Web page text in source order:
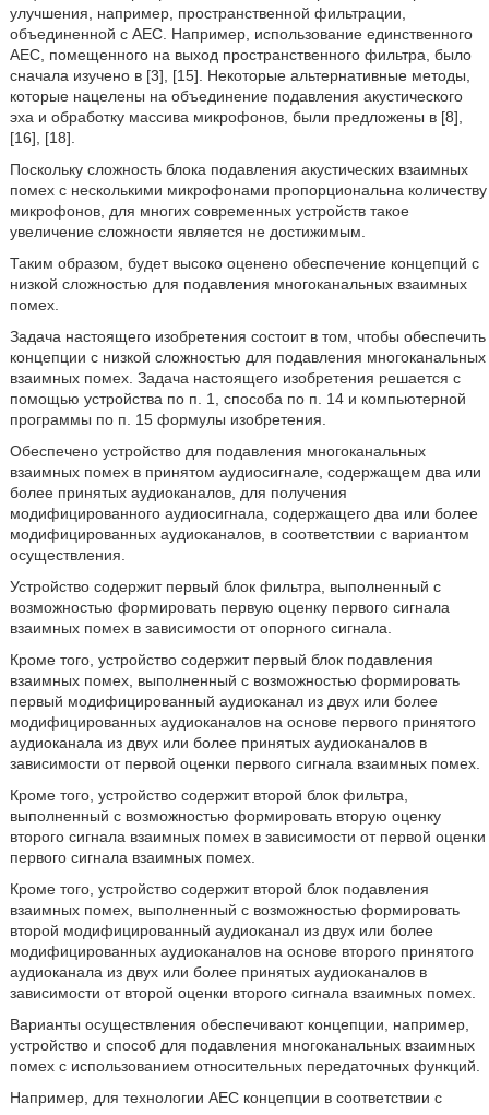
улучшения, например, пространственной фильтрации,
объединенной с AEC. Например, использование единственного
AEC, помещенного на выход пространственного фильтра, было
сначала изучено в [3], [15]. Некоторые альтернативные методы,
которые нацелены на объединение подавления акустического
эха и обработку массива микрофонов, были предложены в [8],
[16], [18].
Поскольку сложность блока подавления акустических взаимных
помех с несколькими микрофонами пропорциональна количеству
микрофонов, для многих современных устройств такое
увеличение сложности является не достижимым.
Таким образом, будет высоко оценено обеспечение концепций с
низкой сложностью для подавления многоканальных взаимных
помех.
Задача настоящего изобретения состоит в том, чтобы обеспечить
концепции с низкой сложностью для подавления многоканальных
взаимных помех. Задача настоящего изобретения решается с
помощью устройства по п. 1, способа по п. 14 и компьютерной
программы по п. 15 формулы изобретения.
Обеспечено устройство для подавления многоканальных
взаимных помех в принятом аудиосигнале, содержащем два или
более принятых аудиоканалов, для получения
модифицированного аудиосигнала, содержащего два или более
модифицированных аудиоканалов, в соответствии с вариантом
осуществления.
Устройство содержит первый блок фильтра, выполненный с
возможностью формировать первую оценку первого сигнала
взаимных помех в зависимости от опорного сигнала.
Кроме того, устройство содержит первый блок подавления
взаимных помех, выполненный с возможностью формировать
первый модифицированный аудиоканал из двух или более
модифицированных аудиоканалов на основе первого принятого
аудиоканала из двух или более принятых аудиоканалов в
зависимости от первой оценки первого сигнала взаимных помех.
Кроме того, устройство содержит второй блок фильтра,
выполненный с возможностью формировать вторую оценку
второго сигнала взаимных помех в зависимости от первой оценки
первого сигнала взаимных помех.
Кроме того, устройство содержит второй блок подавления
взаимных помех, выполненный с возможностью формировать
второй модифицированный аудиоканал из двух или более
модифицированных аудиоканалов на основе второго принятого
аудиоканала из двух или более принятых аудиоканалов в
зависимости от второй оценки второго сигнала взаимных помех.
Варианты осуществления обеспечивают концепции, например,
устройство и способ для подавления многоканальных взаимных
помех с использованием относительных передаточных функций.
Например, для технологии AEC концепции в соответствии с